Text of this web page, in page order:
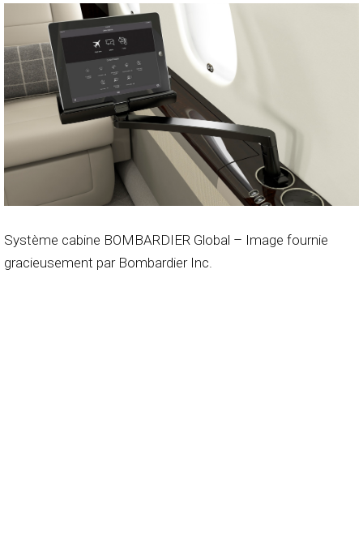
Système cabine BOMBARDIER Global – Image fournie
gracieusement par Bombardier Inc.